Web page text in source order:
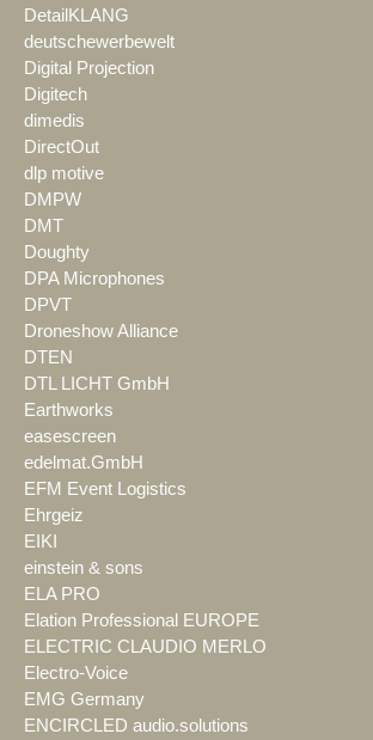
DetailKLANG
deutschewerbewelt
Digital Projection
Digitech
dimedis
DirectOut
dlp motive
DMPW
DMT
Doughty
DPA Microphones
DPVT
Droneshow Alliance
DTEN
DTL LICHT GmbH
Earthworks
easescreen
edelmat.GmbH
EFM Event Logistics
Ehrgeiz
EIKI
einstein & sons
ELA PRO
Elation Professional EUROPE
ELECTRIC CLAUDIO MERLO
Electro-Voice
EMG Germany
ENCIRCLED audio.solutions